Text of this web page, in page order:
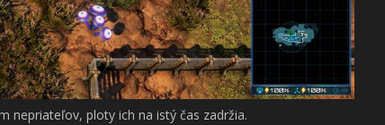
množstvo užitočných technológií.